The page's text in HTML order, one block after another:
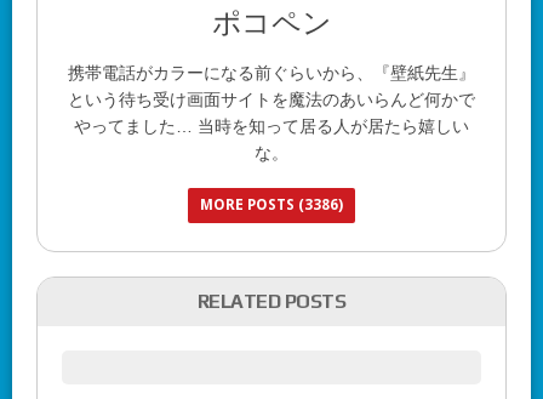
ポコペン
携帯電話がカラーになる前ぐらいから、『壁紙先生』
という待ち受け画面サイトを魔法のあいらんど何かで
やってました… 当時を知って居る人が居たら嬉しい
な。
MORE POSTS (3386)
RELATED POSTS